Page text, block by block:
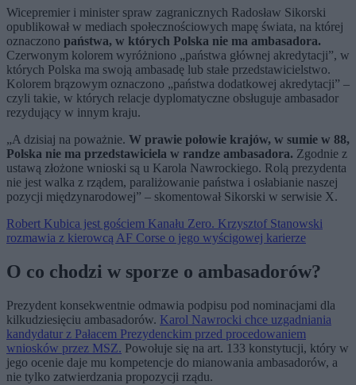
Wicepremier i minister spraw zagranicznych Radosław Sikorski
opublikował w mediach społecznościowych mapę świata, na której
oznaczono państwa, w których Polska nie ma ambasadora.
Czerwonym kolorem wyróżniono „państwa głównej akredytacji”, w
których Polska ma swoją ambasadę lub stałe przedstawicielstwo.
Kolorem brązowym oznaczono „państwa dodatkowej akredytacji” –
czyli takie, w których relacje dyplomatyczne obsługuje ambasador
rezydujący w innym kraju.
„A dzisiaj na poważnie. W prawie połowie krajów, w sumie w 88,
Polska nie ma przedstawiciela w randze ambasadora. Zgodnie z
ustawą złożone wnioski są u Karola Nawrockiego. Rolą prezydenta
nie jest walka z rządem, paraliżowanie państwa i osłabianie naszej
pozycji międzynarodowej” – skomentował Sikorski w serwisie X.
Robert Kubica jest gościem Kanału Zero. Krzysztof Stanowski
rozmawia z kierowcą AF Corse o jego wyścigowej karierze
O co chodzi w sporze o ambasadorów?
Prezydent konsekwentnie odmawia podpisu pod nominacjami dla
kilkudziesięciu ambasadorów. Karol Nawrocki chce uzgadniania
kandydatur z Pałacem Prezydenckim przed procedowaniem
wniosków przez MSZ. Powołuje się na art. 133 konstytucji, który w
jego ocenie daje mu kompetencje do mianowania ambasadorów, a
nie tylko zatwierdzania propozycji rządu.